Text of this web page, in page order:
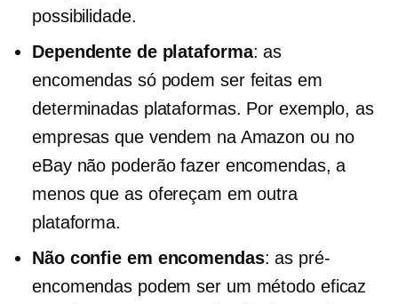
possibilidade.
Dependente de plataforma: as
encomendas só podem ser feitas em
determinadas plataformas. Por exemplo, as
empresas que vendem na Amazon ou no
eBay não poderão fazer encomendas, a
menos que as ofereçam em outra
plataforma.
Não confie em encomendas: as pré-
encomendas podem ser um método eficaz